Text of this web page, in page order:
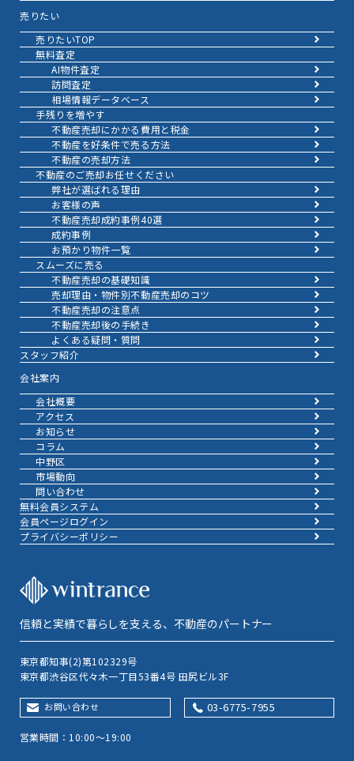
売りたい
売りたいTOP
無料査定
AI物件査定
訪問査定
相場情報データベース
手残りを増やす
不動産売却にかかる費用と税金
不動産を好条件で売る方法
不動産の売却方法
不動産のご売却お任せください
弊社が選ばれる理由
お客様の声
不動産売却成約事例40選
成約事例
お預かり物件一覧
スムーズに売る
不動産売却の基礎知識
売却理由・物件別不動産売却のコツ
不動産売却の注意点
不動産売却後の手続き
よくある疑問・質問
スタッフ紹介
会社案内
会社概要
アクセス
お知らせ
コラム
中野区
市場動向
問い合わせ
無料会員システム
会員ページログイン
プライバシーポリシー
信頼と実績で暮らしを支える、不動産のパートナー
東京都知事(2)第102329号
東京都渋谷区代々木一丁目53番4号 田尻ビル3F
お問い合わせ 03-6775-7955
営業時間：10:00～19:00